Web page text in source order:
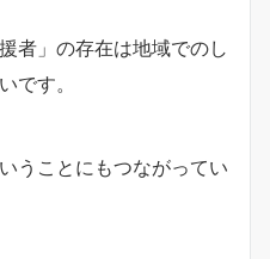
者」の存在は地域でのし
です。
うことにもつながってい